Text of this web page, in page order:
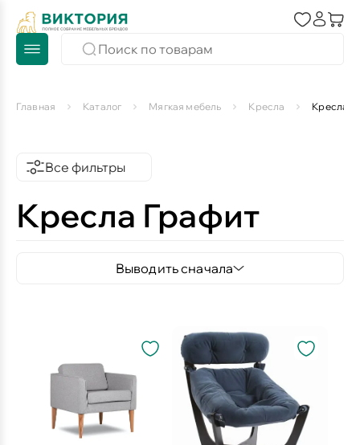
Главная Каталог Мягкая мебель Кресла Кресла
Все фильтры
Кресла Графит
Выводить сначала